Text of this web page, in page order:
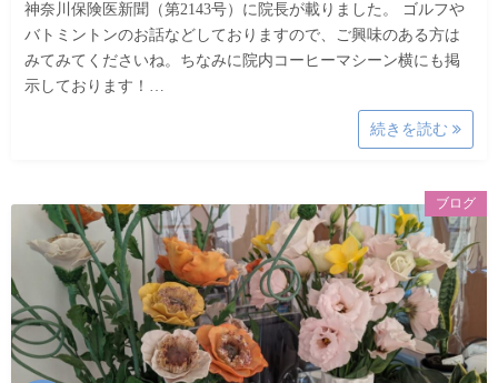
神奈川保険医新聞（第2143号）に院長が載りました。 ゴルフや
バトミントンのお話などしておりますので、ご興味のある方は
みてみてくださいね。ちなみに院内コーヒーマシーン横にも掲
示しております！…
続きを読む
ブログ